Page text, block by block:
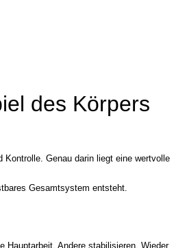
des Körpers
Genau darin liegt eine wertvolle
Gesamtsystem entsteht.
Andere stabilisieren. Wieder